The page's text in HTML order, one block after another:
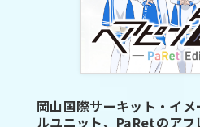
岡山国際サーキット・イ
ルユニット、PaRetのアフ